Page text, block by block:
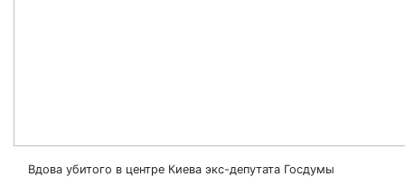
Вдова убитого в центре Киева экс-депутата Госдумы